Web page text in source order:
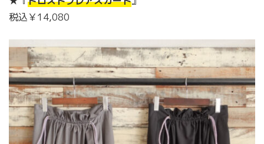
税込￥14,080